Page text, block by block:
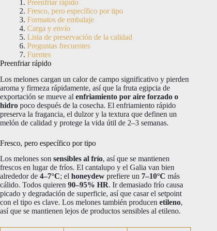
Preenfriar rápido
Fresco, pero específico por tipo
Formatos de embalaje
Carga y envío
Lista de preservación de la calidad
Preguntas frecuentes
Fuentes
Preenfriar rápido
Los melones cargan un calor de campo significativo y pierden
aroma y firmeza rápidamente, así que la fruta egipcia de
exportación se mueve al enfriamiento por aire forzado o
hidro poco después de la cosecha. El enfriamiento rápido
preserva la fragancia, el dulzor y la textura que definen un
melón de calidad y protege la vida útil de 2–3 semanas.
Fresco, pero específico por tipo
Los melones son sensibles al frío, así que se mantienen
frescos en lugar de fríos. El cantalupo y el Galia van bien
alrededor de 4–7°C; el honeydew prefiere un 7–10°C más
cálido. Todos quieren 90–95% HR. Ir demasiado frío causa
picado y degradación de superficie, así que casar el setpoint
con el tipo es clave. Los melones también producen etileno,
así que se mantienen lejos de productos sensibles al etileno.